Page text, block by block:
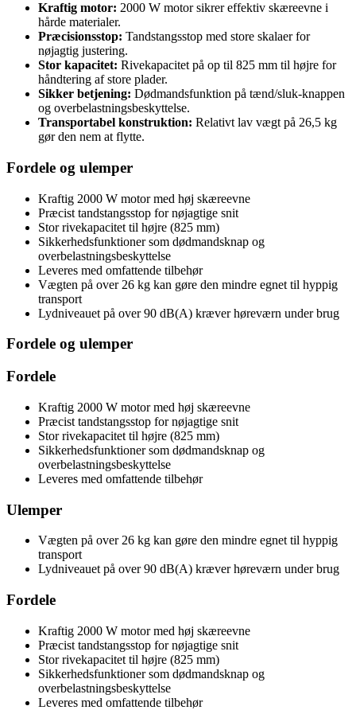
Kraftig motor: 2000 W motor sikrer effektiv skæreevne i
hårde materialer.
Præcisionsstop: Tandstangsstop med store skalaer for
nøjagtig justering.
Stor kapacitet: Rivekapacitet på op til 825 mm til højre for
håndtering af store plader.
Sikker betjening: Dødmandsfunktion på tænd/sluk-knappen
og overbelastningsbeskyttelse.
Transportabel konstruktion: Relativt lav vægt på 26,5 kg
gør den nem at flytte.
Fordele og ulemper
Kraftig 2000 W motor med høj skæreevne
Præcist tandstangsstop for nøjagtige snit
Stor rivekapacitet til højre (825 mm)
Sikkerhedsfunktioner som dødmandsknap og
overbelastningsbeskyttelse
Leveres med omfattende tilbehør
Vægten på over 26 kg kan gøre den mindre egnet til hyppig
transport
Lydniveauet på over 90 dB(A) kræver høreværn under brug
Fordele og ulemper
Fordele
Kraftig 2000 W motor med høj skæreevne
Præcist tandstangsstop for nøjagtige snit
Stor rivekapacitet til højre (825 mm)
Sikkerhedsfunktioner som dødmandsknap og
overbelastningsbeskyttelse
Leveres med omfattende tilbehør
Ulemper
Vægten på over 26 kg kan gøre den mindre egnet til hyppig
transport
Lydniveauet på over 90 dB(A) kræver høreværn under brug
Fordele
Kraftig 2000 W motor med høj skæreevne
Præcist tandstangsstop for nøjagtige snit
Stor rivekapacitet til højre (825 mm)
Sikkerhedsfunktioner som dødmandsknap og
overbelastningsbeskyttelse
Leveres med omfattende tilbehør